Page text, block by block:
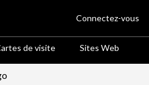
de visite Sites Web
Connectez-vous